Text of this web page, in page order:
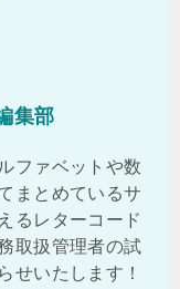
集部
ファベットや数
まとめているサ
るレターコード
取扱管理者の試
せいたします！